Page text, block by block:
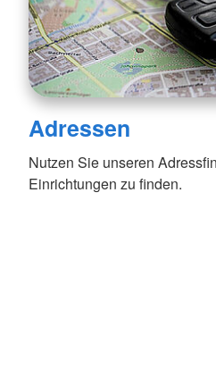
Adressen
Nutzen Sie unseren
Einrichtungen zu finden.